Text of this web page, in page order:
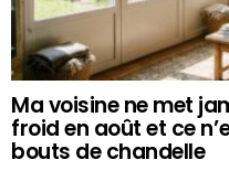
Ma voisine ne met
froid en août et ce
bouts de chandelle